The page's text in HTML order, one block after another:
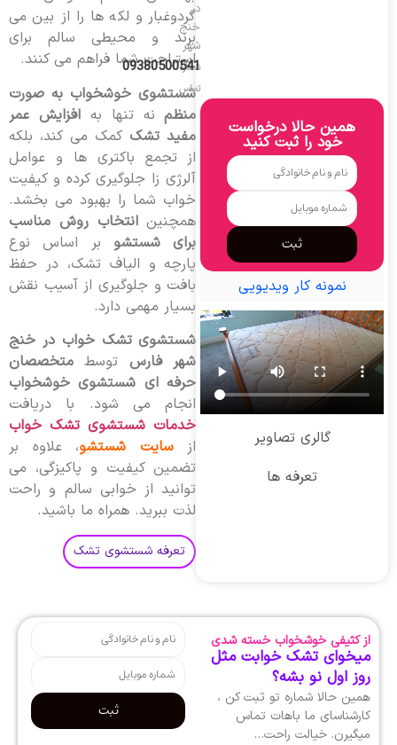
گردوغبار و لکه ها را از بین می
برند و محیطی سالم برای
استراحت شما فراهم می کنند.
شستشوی خوشخواب به صورت
منظمنه تنها به افزایش عمر
مفید تشککمک می کند، بلکه
از تجمع باکتری ها و عوامل
آلرژی زا جلوگیری کرده و کیفیت
خواب شما را بهبود می بخشد.
همچنین انتخاب روش مناسب
برای شستشوبر اساس نوع
پارچه و الیاف تشک، در حفظ
بافت و جلوگیری از آسیب نقش
بسیار مهمی دارد.
شستشوی تشک خواب در خنج
شهر فارستوسط متخصصان
حرفه ای شستشوی خوشخواب
انجام می شود. با دریافت
خدمات شستشوی تشک خواب
از
سایت شستشو، علاوه بر
تضمین کیفیت و پاکیزگی، می
توانید از خوابی سالم و راحت
لذت ببرید. همراه ما باشید.
تعرفه شستشوی تشک
در
خنج
شهر
شماره
تماس
09380500541
همین حالا درخواست
خود را ثبت کنید
ثبت
نمونه کار ویدیویی
گالری تصاویر
تعرفه ها
از کثیفی خوشخواب خسته شدی
میخوای تشک خوابت مثل
روز اول نو بشه؟
همین حالا شماره تو ثبت کن ،
کارشناسای ما باهات تماس
میگیرن. خیالت راحت…
ثبت